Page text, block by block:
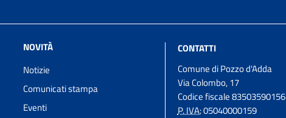
NOVITÀ
Notizie
Comunicati stampa
Eventi
CONTATTI
Comune di Pozzo d'Adda
Via Colombo, 17
Codice fiscale 83503590156
P. IVA:05040000159